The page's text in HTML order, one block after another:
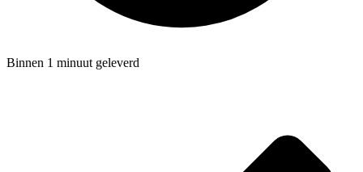
Binnen 1 minuut geleverd